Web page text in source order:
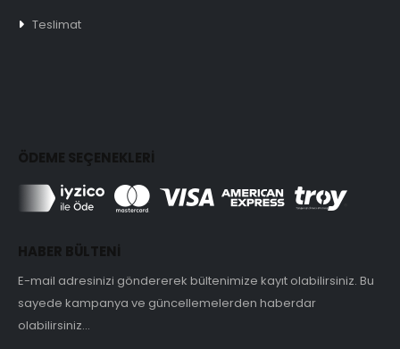
Teslimat
ÖDEME SEÇENEKLERİ
HABER BÜLTENİ
E-mail adresinizi göndererek bültenimize kayıt olabilirsiniz. Bu
sayede kampanya ve güncellemelerden haberdar
olabilirsiniz...